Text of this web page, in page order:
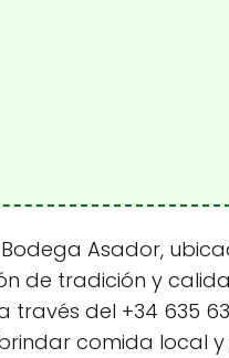
Asador,
de tradición y
través del +34 635
comida local